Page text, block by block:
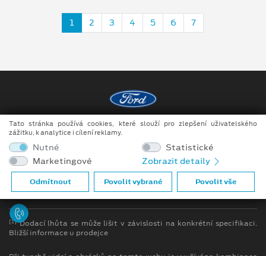
1 2 3 4 5 6 7
Copyright ©2026 Raeder & Falge s.r.o.
Obchodní podmínky
Prohlášení o zpracování údajů konečných zákazníků
[1]Dodací lhůta se může lišit v závislosti na konkrétní specifikaci.
Bližší informace u prodejce
Tato stránka používá cookies, které slouží pro zlepšení uživatelského
zážitku, k analytice i cílení reklamy.
Nutné
Statistické
Marketingové
Zobrazit detaily
Odmítnout Povolit vybrané Povolit vše